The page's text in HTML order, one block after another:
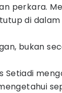
perkara.
di
bukan
Setiadi